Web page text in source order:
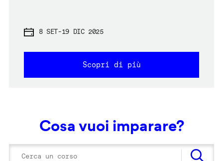
8 SET-19 DIC 2025
Scopri di più
Cosa vuoi imparare?